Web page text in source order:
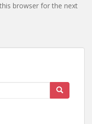
browser for the next